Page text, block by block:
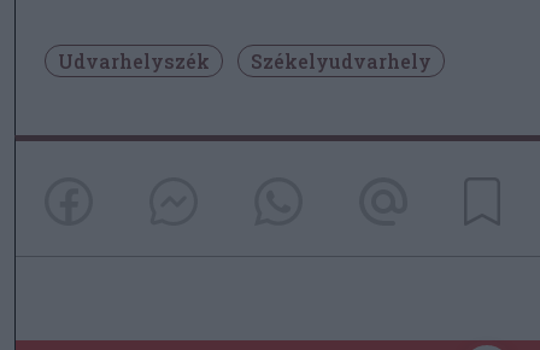
Udvarhelyszék Székelyudvarhely